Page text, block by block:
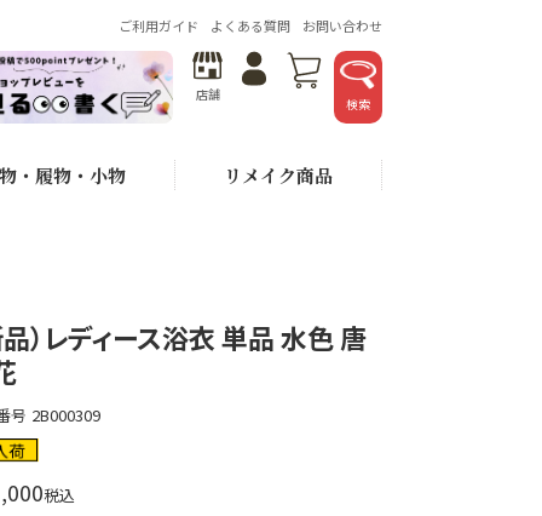
ご利用ガイド よくある質問 お問い合わせ
店舗
検索
・履物・小物 リメイク商品
品）レディース浴衣 単品 水色 唐
号 2B000309
荷
税込